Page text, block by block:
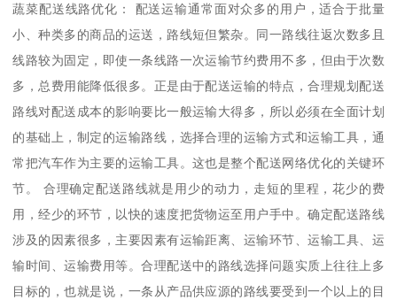
蔬菜配送线路优化： 配送运输通常面对众多的用户，适合于批量
小、种类多的商品的运送，路线短但繁杂。同一路线往返次数多且
线路较为固定，即使一条线路一次运输节约费用不多，但由于次数
多，总费用能降低很多。正是由于配送运输的特点，合理规划配送
路线对配送成本的影响要比一般运输大得多，所以必须在全面计划
的基础上，制定的运输路线，选择合理的运输方式和运输工具，通
常把汽车作为主要的运输工具。这也是整个配送网络优化的关键环
节。 合理确定配送路线就是用少的动力，走短的里程，花少的费
用，经少的环节，以快的速度把货物运至用户手中。确定配送路线
涉及的因素很多，主要因素有运输距离、运输环节、运输工具、运
输时间、运输费用等。合理配送中的路线选择问题实质上往往上多
目标的，也就是说，一条从产品供应源的路线要受到一个以上的目